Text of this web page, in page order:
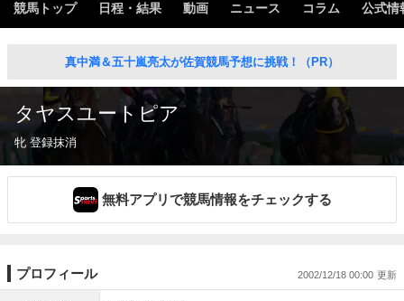
競馬トップ 日程・結果 動画 ニュース コラム 公式情
真中満＆五十嵐亮太が佐賀競馬予想に挑戦！（PR）
タヤスユートピア
牝 登録抹消
無料アプリで競馬情報をチェックする
プロフィール 2002/12/18 00:00